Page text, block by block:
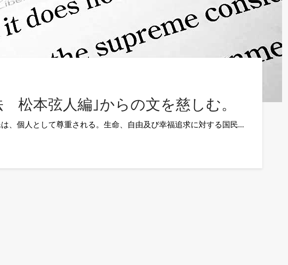
松本弦人編｣からの文を慈しむ。
、個人として尊重される。生命、自由及び幸福追求に対する国民…